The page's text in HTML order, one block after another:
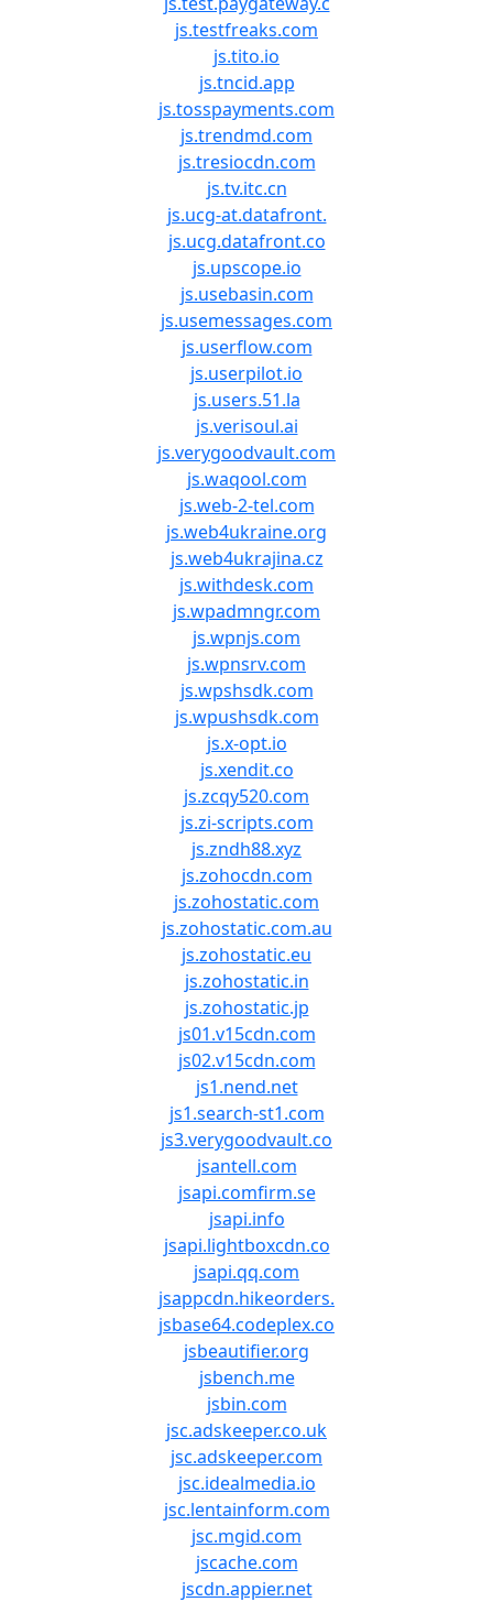
js.testfreaks.com
js.tito.io
js.tncid.app
js.tosspayments.com
js.trendmd.com
js.tresiocdn.com
js.tv.itc.cn
js.ucg-at.datafront.
js.ucg.datafront.co
js.upscope.io
js.usebasin.com
js.usemessages.com
js.userflow.com
js.userpilot.io
js.users.51.la
js.verisoul.ai
js.verygoodvault.com
js.waqool.com
js.web-2-tel.com
js.web4ukraine.org
js.web4ukrajina.cz
js.withdesk.com
js.wpadmngr.com
js.wpnjs.com
js.wpnsrv.com
js.wpshsdk.com
js.wpushsdk.com
js.x-opt.io
js.xendit.co
js.zcqy520.com
js.zi-scripts.com
js.zndh88.xyz
js.zohocdn.com
js.zohostatic.com
js.zohostatic.com.au
js.zohostatic.eu
js.zohostatic.in
js.zohostatic.jp
js01.v15cdn.com
js02.v15cdn.com
js1.nend.net
js1.search-st1.com
js3.verygoodvault.co
jsantell.com
jsapi.comfirm.se
jsapi.info
jsapi.lightboxcdn.co
jsapi.qq.com
jsappcdn.hikeorders.
jsbase64.codeplex.co
jsbeautifier.org
jsbench.me
jsbin.com
jsc.adskeeper.co.uk
jsc.adskeeper.com
jsc.idealmedia.io
jsc.lentainform.com
jsc.mgid.com
jscache.com
jscdn.appier.net